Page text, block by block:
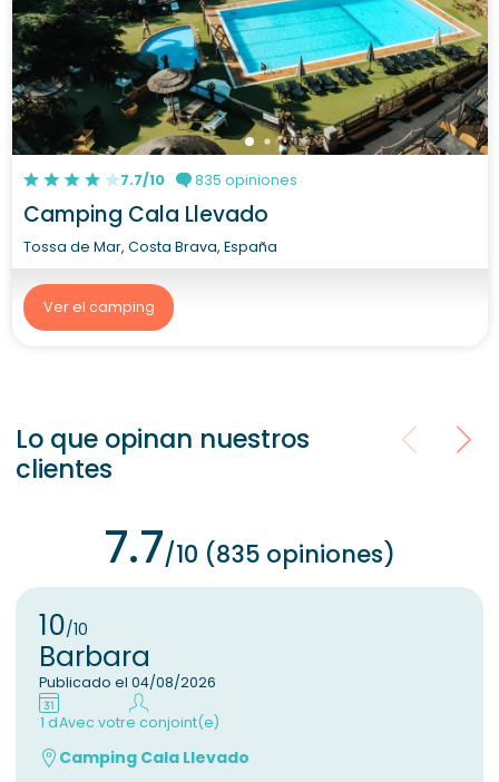
7.7/10 835 opiniones
Camping Cala Llevado
Tossa de Mar, Costa Brava, España
Ver el camping
Lo que opinan nuestros
clientes
7.7/10 (835 opiniones)
10/10
Barbara
Publicado el 04/08/2026
1 dAvec votre conjoint(e)
Camping Cala Llevado